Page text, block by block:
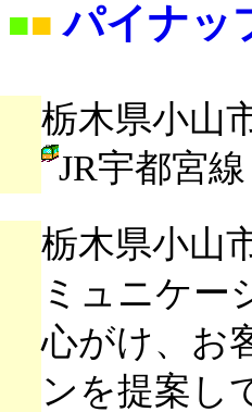
■■ パイナッ
栃木県小山
JR宇都宮
栃木県小山
ミュニケー
心がけ、お
ンを提案し